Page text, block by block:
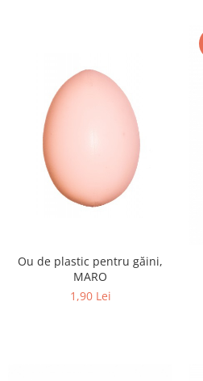
Ou de plastic pentru găini,
MARO
1,90 Lei